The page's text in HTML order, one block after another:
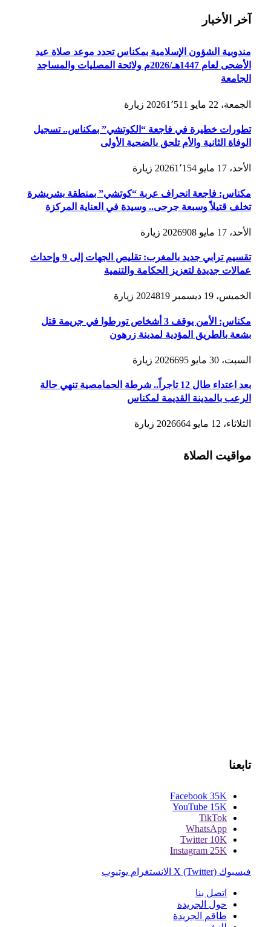
آخر الأخبار
مندوبية الشؤون الإسلامية بمكناس تحدد موعد صلاة عيد
الأضحى لعام 1447هـ/2026م ولائحة المصليات والمساجد
الجامعة
الجمعة، 22 مايو 2026 1٬511 زيارة
تطورات خطيرة في فاجعة “الكوتشي” بمكناس.. تسجيل
الوفاة الثانية والأم تلحق بالضحية الأولى
الأحد، 17 مايو 2026 1٬154 زيارة
مكناس: فاجعة انحراف عربة “كوتشي” بمنطقة بشريشرة
تخلف قتيلاً وسبعة جرحى.. وسيدة في العناية المركزة
الأحد، 17 مايو 2026 908 زيارة
تقسيم ترابي جديد بالمغرب: تقليص الجهات إلى 9 وإحداث
عمالات جديدة لتعزيز الحكامة والتنمية
الخميس، 19 ديسمبر 2024 819 زيارة
مكناس: الأمن يوقف 3 أشخاص تورطوا في جريمة قتل
بشعة بالطريق المؤدية لمدينة زرهون
السبت، 30 مايو 2026 695 زيارة
بعد اعتداء طال 12 تاجراً.. شرطة الحمامصية تنهي حالة
الرعب بالمدينة القديمة لمكناس
الثلاثاء، 12 مايو 2026 664 زيارة
مواقيت الصلاة
تابعنا
Facebook 35K
YouTube 15K
TikTok
WhatsApp
Twitter 10K
Instagram 25K
فيسبوك X (Twitter) الانستغرام يوتيوب
اتصل بنا
حول الجريدة
طاقم الجريدة